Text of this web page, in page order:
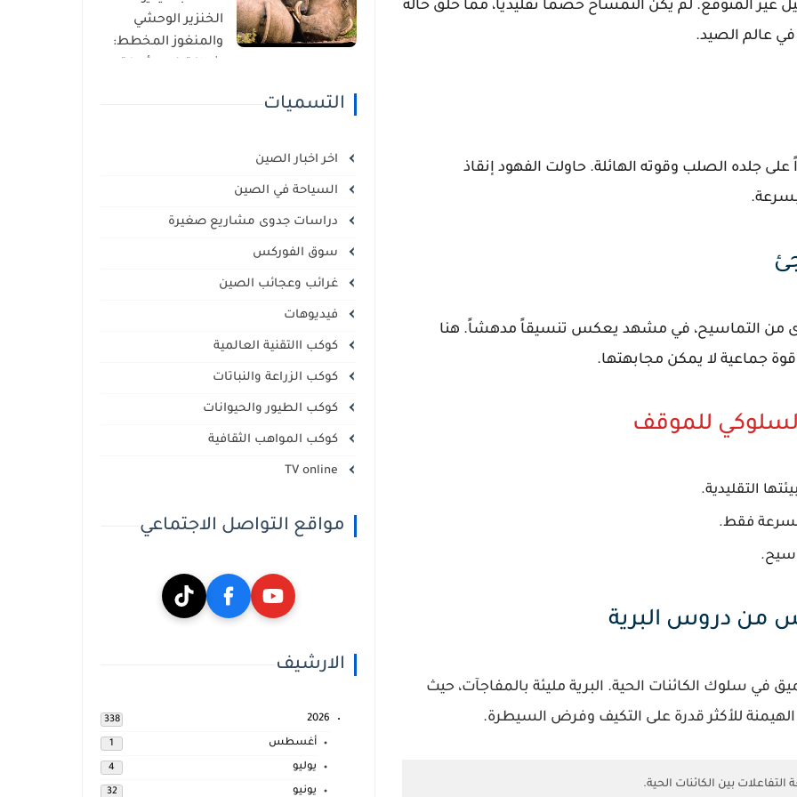
غير المتوقع. لم يكن التمساح خصماً تقليدياً، مما خلق حالة
في عالم الصيد.
جلده الصلب وقوته الهائلة. حاولت الفهود إنقاذ
من التماسيح، في مشهد يعكس تنسيقاً مدهشاً. هنا
جماعية لا يمكن مجابهتها.
للموقف
التقليدية.
فقط.
من دروس البرية
سلوك الكائنات الحية. البرية مليئة بالمفاجآت، حيث
للأكثر قدرة على التكيف وفرض السيطرة.
بين الكائنات الحية.
الخنزير الوحشي
والمنغوز المخطط:
التسميات
اخر اخبار الصين
السياحة في الصين
دراسات جدوى مشاريع صغيرة
سوق الفوركس
غرائب وعجائب الصين
فيديوهات
كوكب االتقنية العالمية
كوكب الزراعة والنباتات
كوكب الطيور والحيوانات
كوكب المواهب الثقافية
مواقع التواصل الاجتماعي
الارشيف
2026
338
أغسطس 1
يوليو 4
يونيو 32